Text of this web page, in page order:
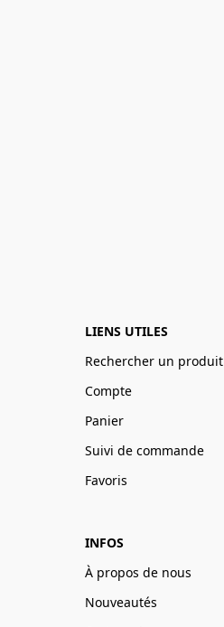
LIENS UTILES
Rechercher un produit
Compte
Panier
Suivi de commande
Favoris
INFOS
À propos de nous
Nouveautés